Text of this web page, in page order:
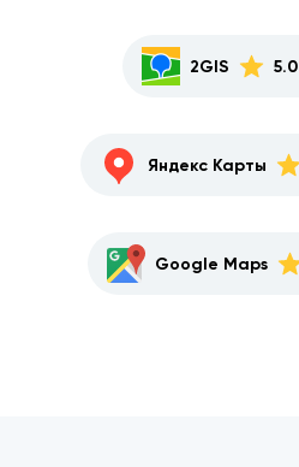
2GIS 5.0
Яндекс Карты
Google Maps